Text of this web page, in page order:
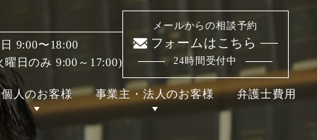
個人のお客様 事業主・法人のお客様 弁護士費用
9:00〜18:00
曜日のみ 9:00～17:00)
メールからの相談予約
フォームはこちら
24時間受付中